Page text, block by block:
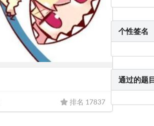
排名 17837
个性签名
通过的题